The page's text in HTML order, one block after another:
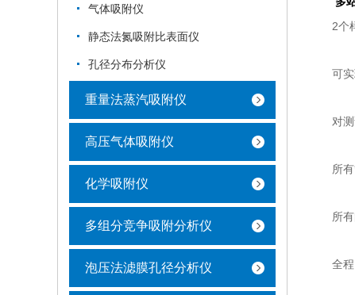
气体吸附仪
静态法氮吸附比表面仪
孔径分布分析仪
重量法蒸汽吸附仪
高压气体吸附仪
化学吸附仪
多组分竞争吸附分析仪
泡压法滤膜孔径分析仪
2个样
可实现
对测试
所有管
所有阀
全程自